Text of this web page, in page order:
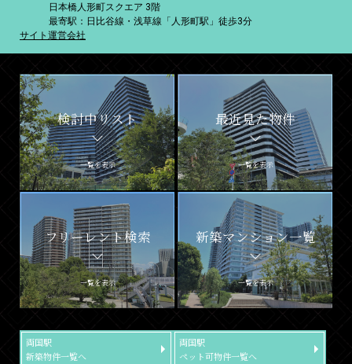
日本橋人形町スクエア 3階
最寄駅：日比谷線・浅草線「人形町駅」徒歩3分
サイト運営会社
検討中リスト
一覧を表示
最近見た物件
一覧を表示
フリーレント検索
一覧を表示
新築マンション一覧
一覧を表示
両国駅
新築物件一覧へ
両国駅
ペット可物件一覧へ